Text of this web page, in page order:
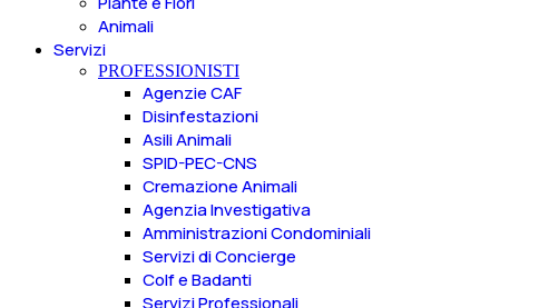
Animali
Servizi
PROFESSIONISTI
Agenzie CAF
Disinfestazioni
Asili Animali
SPID-PEC-CNS
Cremazione Animali
Agenzia Investigativa
Amministrazioni Condominiali
Servizi di Concierge
Colf e Badanti
Servizi Professionali